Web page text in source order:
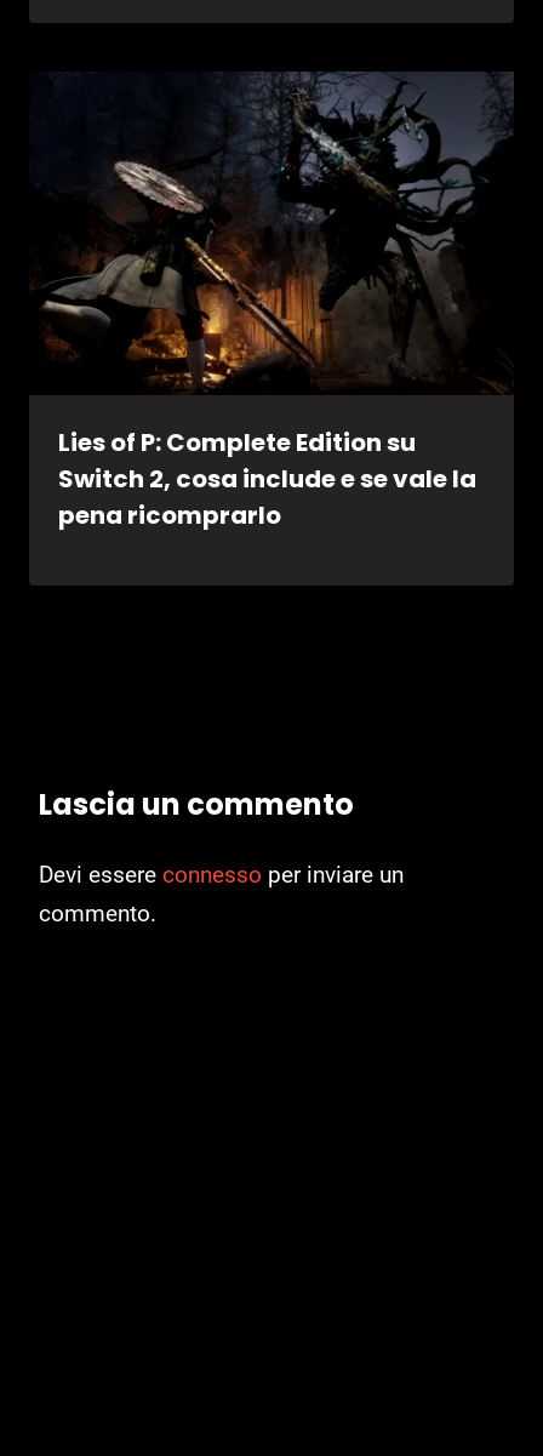
Lies of P: Complete Edition su
Switch 2, cosa include e se vale la
pena ricomprarlo
Lascia un commento
Devi essere connesso per inviare un
commento.